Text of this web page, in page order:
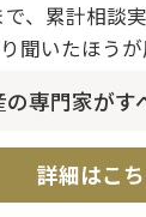
、累計相談
聞いたほうが
専門家がす
詳細はこ